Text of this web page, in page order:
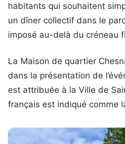
habitants qui souhaitent
un dîner collectif dans le
imposé au-delà du créneau
La Maison de quartier
dans la présentation de
est attribuée à la Ville de
français est indiqué comme